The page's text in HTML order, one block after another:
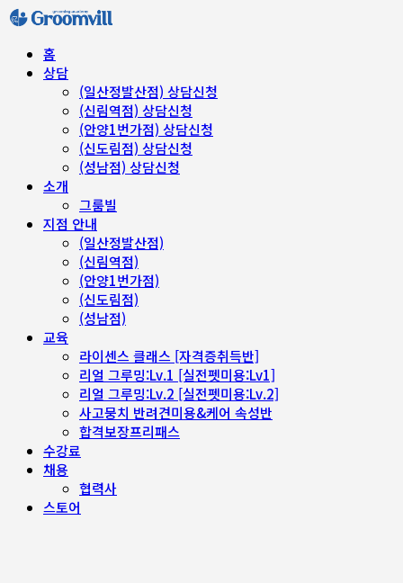
홈
상담
(일산정발산점) 상담신청
(신림역점) 상담신청
(안양1번가점) 상담신청
(신도림점) 상담신청
(성남점) 상담신청
소개
그룸빌
지점 안내
(일산정발산점)
(신림역점)
(안양1번가점)
(신도림점)
(성남점)
교육
라이센스 클래스 [자격증취득반]
리얼 그루밍:Lv.1 [실전펫미용:Lv1]
리얼 그루밍:Lv.2 [실전펫미용:Lv.2]
사고뭉치 반려견미용&케어 속성반
합격보장프리패스
수강료
채용
협력사
스토어